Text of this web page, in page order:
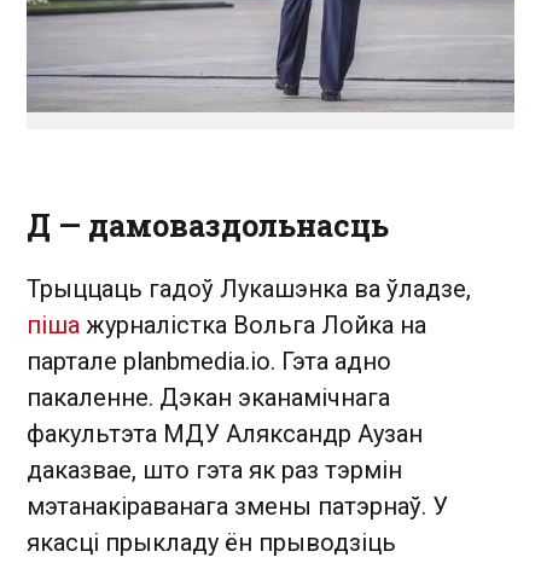
Д — дамоваздольнасць
Трыццаць гадоў Лукашэнка ва ўладзе,
піша журналістка Вольга Лойка на
партале planbmedia.io. Гэта адно
пакаленне. Дэкан эканамічнага
факультэта МДУ Аляксандр Аузан
даказвае, што гэта як раз тэрмін
мэтанакіраванага змены патэрнаў. У
якасці прыкладу ён прыводзіць